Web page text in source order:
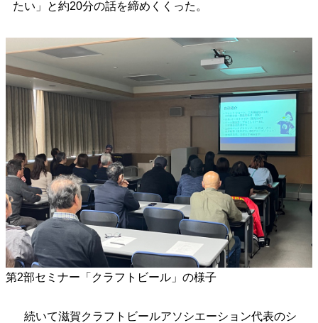
たい」と約20分の話を締めくくった。
第2部セミナー「クラフトビール」の様子
続いて滋賀クラフトビールアソシエーション代表のシ